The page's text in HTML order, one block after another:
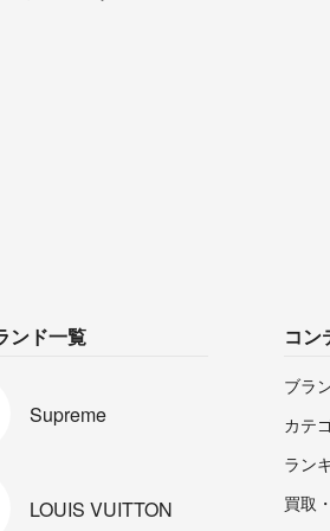
ンド一覧
Supreme
LOUIS VUITTON
コン
ブラ
カテ
ラン
買取